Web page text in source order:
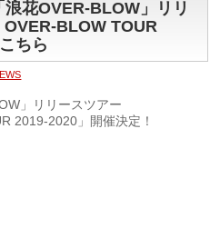
花OVER-BLOW」リリ
BLOW TOUR
ちら
」リリースツアー
2019-2020」開催決定！